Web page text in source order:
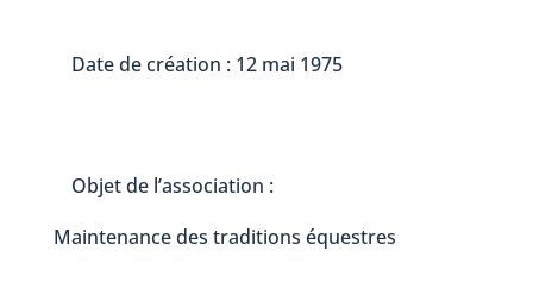
Date de création : 12 mai 1975
Objet de l’association :
Maintenance des traditions équestres